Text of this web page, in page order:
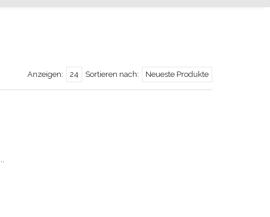
Sortieren nach: Neueste Produkte
Anzeigen: 24